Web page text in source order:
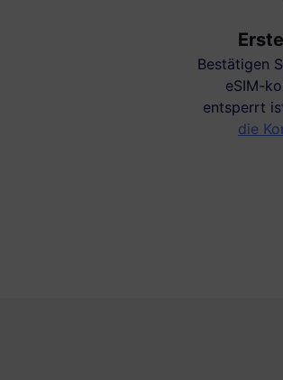
Bestätigen
eSIM-
entsperrt
die